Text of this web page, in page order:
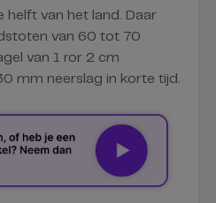
helft van het land. Daar
van 60 tot 70
van 1 ror 2 cm
mm neerslag in korte tijd.